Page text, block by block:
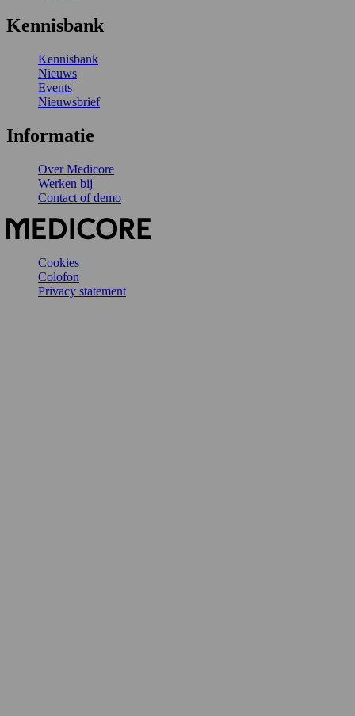
Kennisbank
Kennisbank
Nieuws
Events
Nieuwsbrief
Informatie
Over Medicore
Werken bij
Contact of demo
Cookies
Colofon
Privacy statement